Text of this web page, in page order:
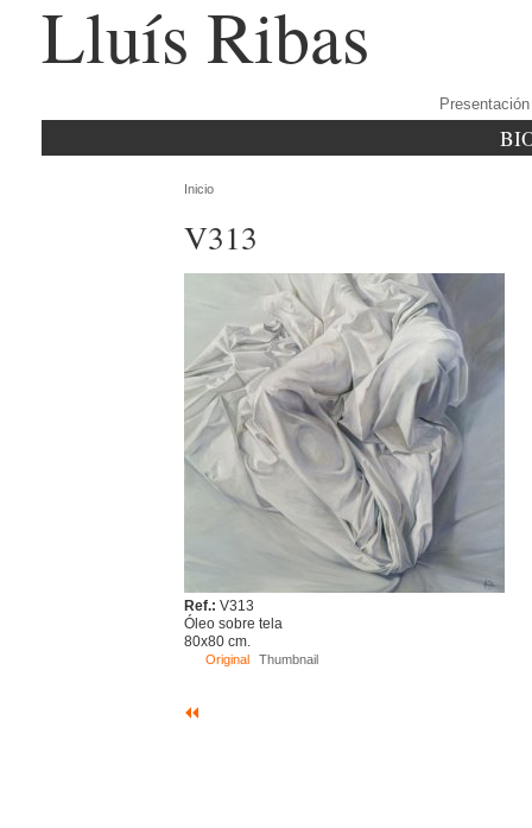
Lluís Ribas
Inicio
V313
Ref.: V313
Óleo sobre tela
80x80 cm.
Original Thumbnail
Presentación